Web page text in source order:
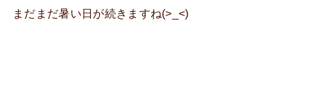
まだまだ暑い日が続きますね(>_<)